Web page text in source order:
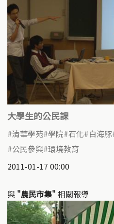
大學生的公民課
清華學苑 學院 石化 白海豚
公民參與 環境教育
2011-01-17 00:00
與 "農民市集" 相關報導